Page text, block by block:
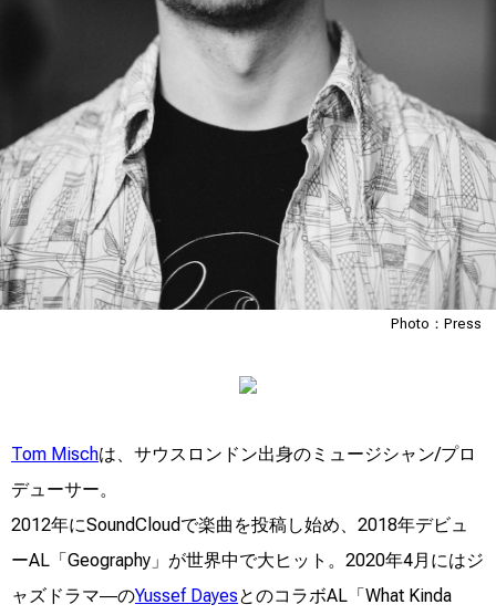
Photo：Press
Tom Mischは、サウスロンドン出身のミュージシャン/プロ
デューサー。
2012年にSoundCloudで楽曲を投稿し始め、2018年デビュ
ーAL「Geography」が世界中で大ヒット。2020年4月にはジ
ャズドラマ―のYussef DayesとのコラボAL「What Kinda